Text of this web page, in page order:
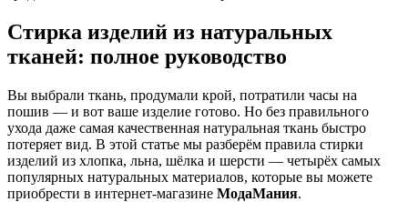
Стирка изделий из натуральных
тканей: полное руководство
Вы выбрали ткань, продумали крой, потратили часы на
пошив — и вот ваше изделие готово. Но без правильного
ухода даже самая качественная натуральная ткань быстро
потеряет вид. В этой статье мы разберём правила стирки
изделий из хлопка, льна, шёлка и шерсти — четырёх самых
популярных натуральных материалов, которые вы можете
приобрести в интернет-магазине МодаМания.